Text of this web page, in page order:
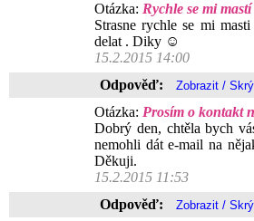
Otázka: Rychle se mi
Strasne rychle se mi
delat . Diky ☺
15.2.2015 14:00
Odpověď:
Otázka: Prosím o kontakt
Dobrý den, chtěla bych
nemohli dát e-mail na
Děkuji.
15.2.2015 11:53
Odpověď: